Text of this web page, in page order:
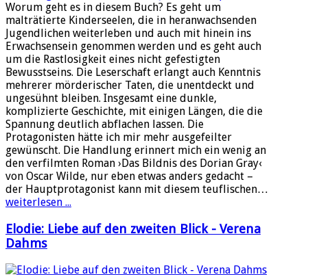
Worum geht es in diesem Buch? Es geht um
malträtierte Kinderseelen, die in heranwachsenden
Jugendlichen weiterleben und auch mit hinein ins
Erwachsensein genommen werden und es geht auch
um die Rastlosigkeit eines nicht gefestigten
Bewusstseins. Die Leserschaft erlangt auch Kenntnis
mehrerer mörderischer Taten, die unentdeckt und
ungesühnt bleiben. Insgesamt eine dunkle,
komplizierte Geschichte, mit einigen Längen, die die
Spannung deutlich abflachen lassen. Die
Protagonisten hätte ich mir mehr ausgefeilter
gewünscht. Die Handlung erinnert mich ein wenig an
den verfilmten Roman ›Das Bildnis des Dorian Gray‹
von Oscar Wilde, nur eben etwas anders gedacht –
der Hauptprotagonist kann mit diesem teuflischen…
weiterlesen ...
Elodie: Liebe auf den zweiten Blick - Verena
Dahms